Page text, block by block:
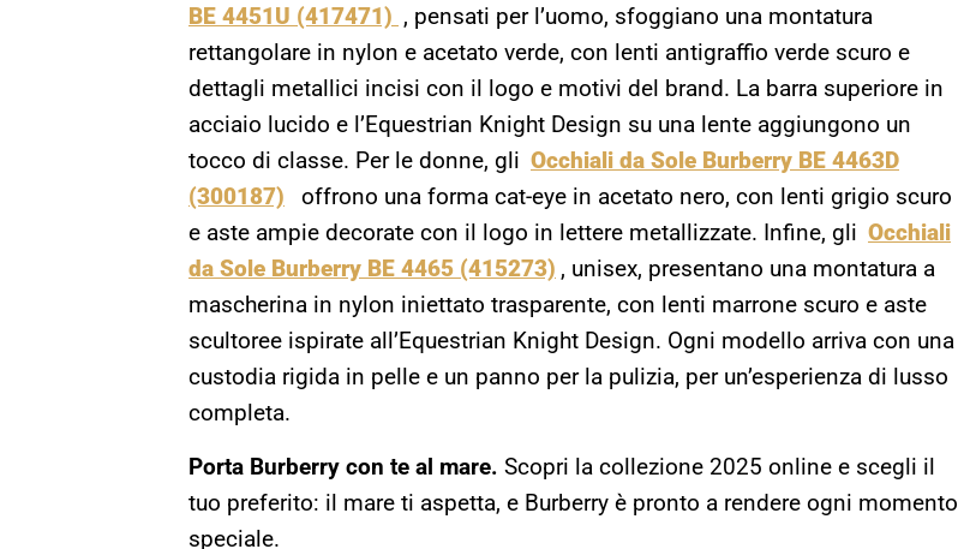
BE 4451U (417471) , pensati per l’uomo, sfoggiano una montatura
rettangolare in nylon e acetato verde, con lenti antigraffio verde scuro e
dettagli metallici incisi con il logo e motivi del brand. La barra superiore in
acciaio lucido e l’Equestrian Knight Design su una lente aggiungono un
tocco di classe. Per le donne, gli Occhiali da Sole Burberry BE 4463D
(300187)
offrono una forma cat-eye in acetato nero, con lenti grigio scuro
e aste ampie decorate con il logo in lettere metallizzate. Infine, gli Occhiali
da Sole Burberry BE 4465 (415273) , unisex, presentano una montatura a
mascherina in nylon iniettato trasparente, con lenti marrone scuro e aste
scultoree ispirate all’Equestrian Knight Design. Ogni modello arriva con una
custodia rigida in pelle e un panno per la pulizia, per un’esperienza di lusso
completa.
Porta Burberry con te al mare. Scopri la collezione 2025 online e scegli il
tuo preferito: il mare ti aspetta, e Burberry è pronto a rendere ogni momento
speciale.